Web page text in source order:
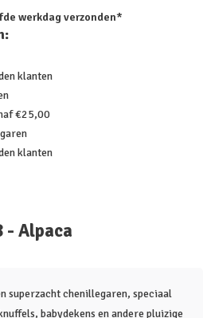
werkdag verzonden*
klanten
€25,00
klanten
Alpaca
superzacht chenillegaren, speciaal
babydekens en andere pluizige